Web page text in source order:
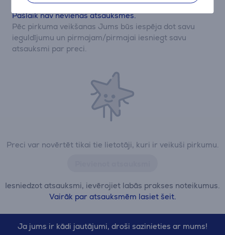
Preci var novērtēt tikai tie lietotāji, kuri ir veikuši pirkumu.
Iesniedzot atsauksmi, ievērojiet labās prakses noteikumus.
Vairāk par atsauksmēm lasiet šeit.
Pašlaik nav nevienas atsauksmes.
Pēc pirkuma veikšanas Jums būs iespēja dot savu
ieguldījumu un pirmajam/pirmajai iesniegt savu
atsauksmi par preci.
Ja jums ir kādi jautājumi, droši sazinieties ar mums!